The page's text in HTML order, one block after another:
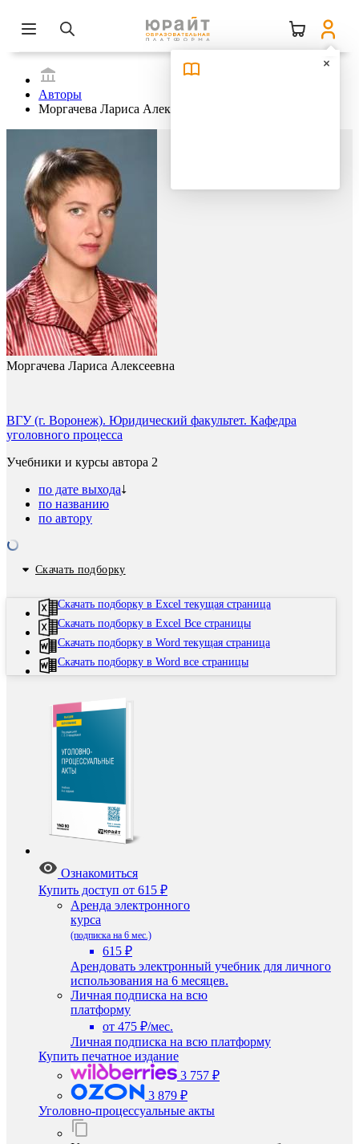
Авторы
Моргачева Лариса Алексеевна
Моргачева Лариса Алексеевна
ВГУ (г. Воронеж). Юридический факультет. Кафедра
уголовного процесса
Учебники и курсы автора 2
по дате выхода
по названию
по автору
Скачать подборку
Скачать подборку в Excel текущая страница
Скачать подборку в Excel Все страницы
Скачать подборку в Word текущая страница
Скачать подборку в Word все страницы
Ознакомиться
Купить доступ от 615 ₽
Аренда электронного
курса
(подписка на 6 мес.)
615 ₽
Арендовать электронный учебник для личного
использования на 6 месяцев.
Личная подписка на всю
платформу
от 475 ₽/мес.
Личная подписка на всю платформу
Купить печатное издание
3 757 ₽
3 879 ₽
Уголовно-процессуальные акты